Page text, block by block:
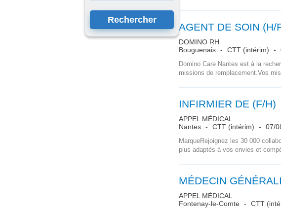
AGENT DE SOIN (H/
DOMINO RH
Bouguenais
CTT (intérim)
Domino Care Nantes est à la
missions de remplacement.Vos
INFIRMIER DE (F/H)
APPEL MÉDICAL
Nantes
CTT (intérim) 07/
MarqueRejoignez les 30 000
plus adaptés à vos envies et
MÉDECIN
APPEL MÉDICAL
Fontenay-le-Comte
CTT